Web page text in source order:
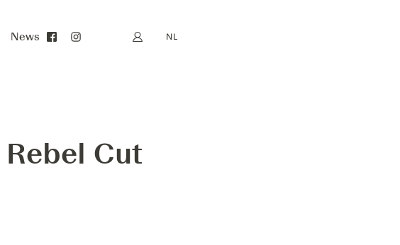
News Mijn account
NL
Cut